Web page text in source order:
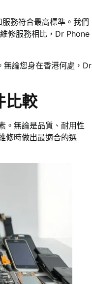
務符合最高標準。我們
修服務相比，Dr Phone
無論您身在香港何處，Dr
比較
。無論是品質、耐用性
修時做出最適合的選